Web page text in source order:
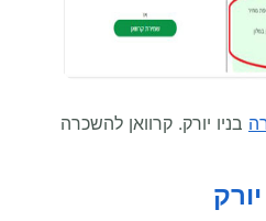
בניו יורק. קרוואן להשכרה
יורק